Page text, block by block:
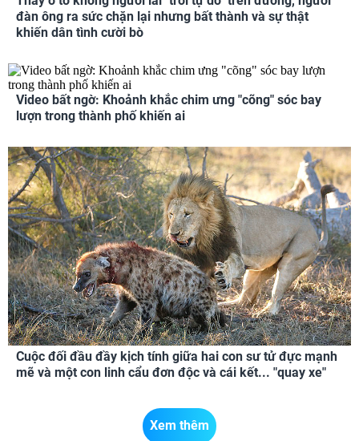
đàn ông ra sức chặn lại nhưng bất thành và sự thật
khiến dân tình cười bò
Video bất ngờ: Khoảnh khắc chim ưng "cõng" sóc bay
lượn trong thành phố khiến ai
Cuộc đối đầu đầy kịch tính giữa hai con sư tử đực mạnh
mẽ và một con linh cẩu đơn độc và cái kết... "quay xe"
Xem thêm